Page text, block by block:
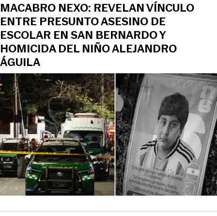
MACABRO NEXO: REVELAN VÍNCULO
ENTRE PRESUNTO ASESINO DE
ESCOLAR EN SAN BERNARDO Y
HOMICIDA DEL NIÑO ALEJANDRO
ÁGUILA